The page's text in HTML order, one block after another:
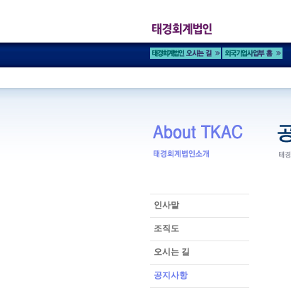
인사말
조직도
오시는 길
공지사항